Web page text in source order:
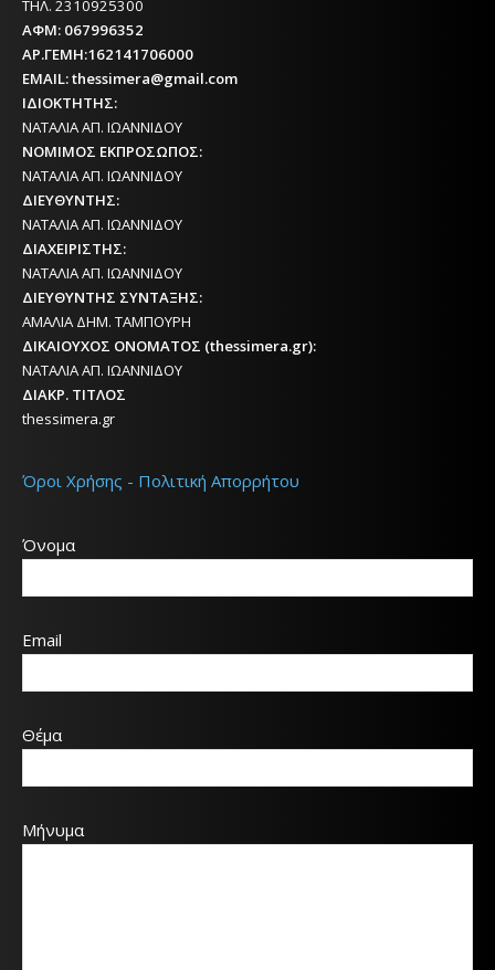
ΤΗΛ. 2310925300
ΑΦΜ: 067996352
ΑΡ.ΓΕΜΗ:162141706000
EMAIL: thessimera@gmail.com
ΙΔΙΟΚΤΗΤΗΣ:
ΝΑΤΑΛΙΑ ΑΠ. ΙΩΑΝΝΙΔΟΥ
ΝΟΜΙΜΟΣ ΕΚΠΡΟΣΩΠΟΣ:
ΝΑΤΑΛΙΑ ΑΠ. ΙΩΑΝΝΙΔΟΥ
ΔΙΕΥΘΥΝΤΗΣ:
ΝΑΤΑΛΙΑ ΑΠ. ΙΩΑΝΝΙΔΟΥ
ΔΙΑΧΕΙΡΙΣΤΗΣ:
ΝΑΤΑΛΙΑ ΑΠ. ΙΩΑΝΝΙΔΟΥ
ΔΙΕΥΘΥΝΤΗΣ ΣΥΝΤΑΞΗΣ:
ΑΜΑΛΙΑ ΔΗΜ. ΤΑΜΠΟΥΡΗ
ΔΙΚΑΙΟΥΧΟΣ ΟΝΟΜΑΤΟΣ (thessimera.gr):
ΝΑΤΑΛΙΑ ΑΠ. ΙΩΑΝΝΙΔΟΥ
ΔΙΑΚΡ. ΤΙΤΛΟΣ
thessimera.gr
Όροι Χρήσης - Πολιτική Απορρήτου
Όνομα
Email
Θέμα
Μήνυμα